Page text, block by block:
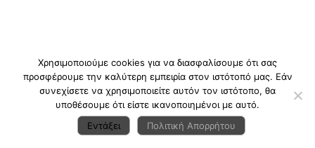
Χρησιμοποιούμε cookies για να διασφαλίσουμε ότι σας
προσφέρουμε την καλύτερη εμπειρία στον ιστότοπό μας. Εάν
συνεχίσετε να χρησιμοποιείτε αυτόν τον ιστότοπο, θα
υποθέσουμε ότι είστε ικανοποιημένοι με αυτό.
Εντάξει
Πολιτική Απορρήτου